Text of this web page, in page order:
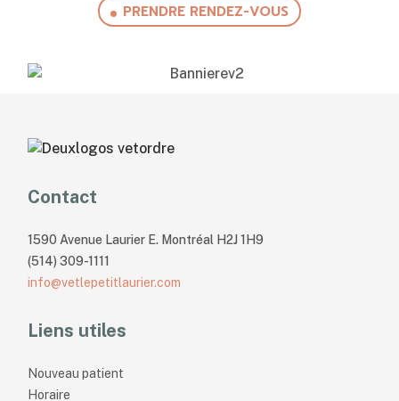
PRENDRE RENDEZ-VOUS
Contact
1590 Avenue Laurier E. Montréal H2J 1H9
(514) 309-1111
info@vetlepetitlaurier.com
Liens utiles
Nouveau patient
Horaire